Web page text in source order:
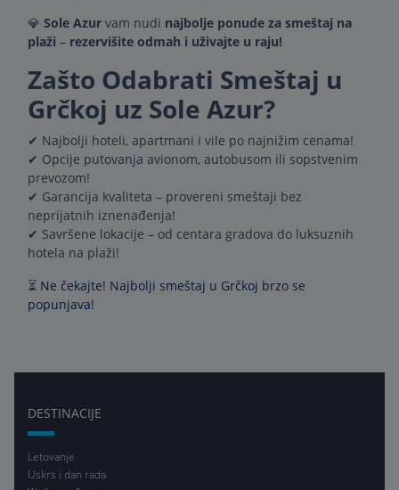
💎 Sole Azur vam nudi najbolje ponude za smeštaj na
plaži – rezervišite odmah i uživajte u raju!
Zašto Odabrati Smeštaj u
Grčkoj uz Sole Azur?
✔ Najbolji hoteli, apartmani i vile po najnižim cenama!
✔ Opcije putovanja avionom, autobusom ili sopstvenim
prevozom!
✔ Garancija kvaliteta – provereni smeštaji bez
neprijatnih iznenađenja!
✔ Savršene lokacije – od centara gradova do luksuznih
hotela na plaži!
⏳ Ne čekajte! Najbolji smeštaj u Grčkoj brzo se
popunjava!
DESTINACIJE
Letovanje
Uskrs i dan rada